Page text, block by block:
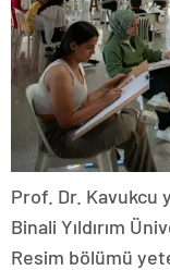
Prof. Dr. Kavukcu
Binali Yıldırım
Resim bölümü